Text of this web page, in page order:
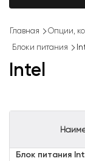
Главная Опции,
Блоки питания
Intel
Блок питания